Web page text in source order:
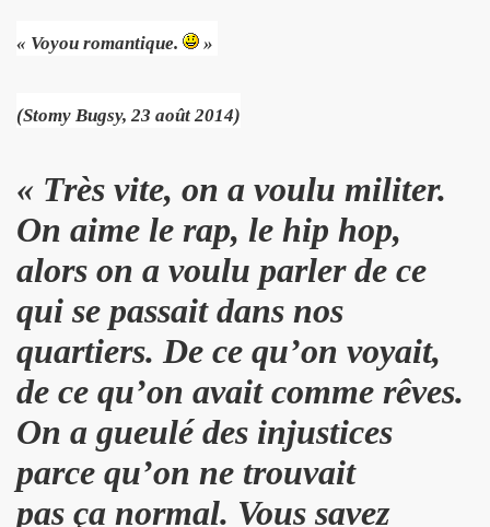
« Voyou romantique. »
(Stomy Bugsy, 23 août 2014)
« Très vite, on a voulu militer.
On aime le rap, le hip hop,
alors on a voulu parler de ce
qui se passait dans nos
quartiers. De ce qu’on voyait,
de ce qu’on avait comme rêves.
On a gueulé des injustices
parce qu’on ne trouvait
pas ça normal. Vous savez
CLUB (Paris) : compte rendu.
et 12 decembre 2012 a BERLIN.
DE MOI" (2012), film-serie de STEVE CATIEAU.
(juillet et aout 2012).
DUVALL : les deux font la paire" ("La Libre Belgique", 14
les 15, 16 et 17 juin 2012 au STADE DE FRANCE (Saint-
2012 a L'INTERNATIONAL (Paris).
: "How we met" dans le journal anglais "THE
& JEAN-MARC LEDERMAN) : l'album "ROMANIA"
et BENJAMIN SCHOOS le 9 mai 2012 au RESERVOIR